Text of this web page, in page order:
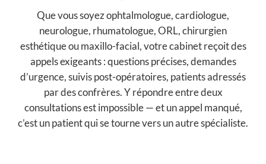
Que vous soyez ophtalmologue, cardiologue,
neurologue, rhumatologue, ORL, chirurgien
esthétique ou maxillo-facial, votre cabinet reçoit des
appels exigeants : questions précises, demandes
d’urgence, suivis post-opératoires, patients adressés
par des confrères. Y répondre entre deux
consultations est impossible — et un appel manqué,
c’est un patient qui se tourne vers un autre spécialiste.